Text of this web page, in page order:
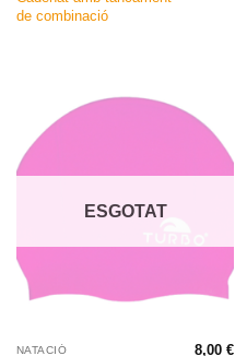
de combinació
ESGOTAT
NATACIÓ 8,00€